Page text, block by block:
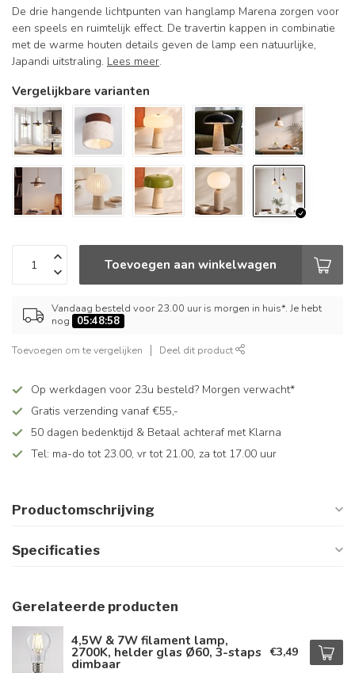
De drie hangende lichtpunten van hanglamp Marena zorgen voor
een speels en ruimtelijk effect. De travertin kappen in combinatie
met de warme houten details geven de lamp een natuurlijke,
Japandi uitstraling. Lees meer.
Vergelijkbare varianten
Toevoegen aan winkelwagen
Vandaag besteld voor 23.00 uur is morgen in huis*. Je hebt
nog
05:48:58
Toevoegen om te vergelijken Deel dit product
Op werkdagen voor 23u besteld? Morgen verwacht*
Gratis verzending vanaf €55,-
50 dagen bedenktijd & Betaal achteraf met Klarna
Tel: ma-do tot 23.00, vr tot 21.00, za tot 17.00 uur
Productomschrijving
Specificaties
Gerelateerde producten
4,5W & 7W filament lamp,
2700K, helder glas Ø60, 3-staps
dimbaar
€3,49